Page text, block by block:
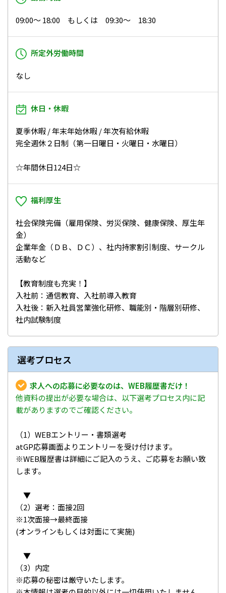
09:00～ 18:00 もしくは 09:30～ 18:30
所定外労働時間
なし
休日・休暇
夏季休暇 / 年末年始休暇 / 年次有給休暇
完全週休２日制（第一日曜日・火曜日・水曜日）
☆年間休日124日☆
福利厚生
社会保険完備（雇用保険、労災保険、健康保険、厚生年
金）
企業年金（ＤＢ、ＤＣ）、社内持家割引制度、サークル
活動など
【教育制度も充実！】
入社前：通信教育、入社前導入教育
入社後：新入社員営業強化研修、職能別・階層別研修、
社内試験制度
選考プロセス
求人への応募に必要なのは、WEB履歴書だけ！
他資料の提出が必要な場合は、以下選考プロセス内に記
載がありますのでご確認ください。
（1）WEBエントリー・書類選考
atGP応募画面よりエントリーを受け付けます。
※WEB履歴書は詳細にご記入のうえ、ご応募をお願い致
します。
▼
（2）選考：面接2回
※1次面接→最終面接
(オンラインもしくは対面にて実施)
▼
（3）内定
※応募の秘密は厳守いたします。